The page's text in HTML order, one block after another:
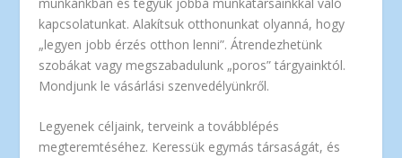
kapcsolatunkat. Alakítsuk otthonunkat olyanná, hogy
„legyen jobb érzés otthon lenni”. Átrendezhetünk
szobákat vagy megszabadulunk „poros” tárgyainktól.
Mondjunk le vásárlási szenvedélyünkről.
Legyenek céljaink, terveink a továbblépés
megteremtéséhez. Keressük egymás társaságát, és